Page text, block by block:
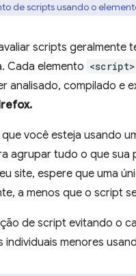
de scripts usando o
scripts geralmente
Cada elemento <script>
analisado, compilado e
você esteja usando
agrupar tudo o que sua
site, espere que uma
a menos que o script
de script evitando o
menores